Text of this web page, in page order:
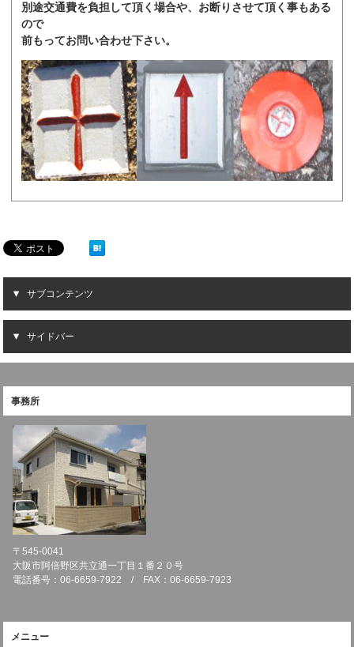
別途交通費を負担して頂く場合や、お断りさせて頂く事もある
ので
前もってお問い合わせ下さい。
サブコンテンツ
サイドバー
事務所
〒545-0041
大阪市阿倍野区共立通一丁目１番２０号
電話番号：06-6659-7922 / FAX：06-6659-7923
メニュー